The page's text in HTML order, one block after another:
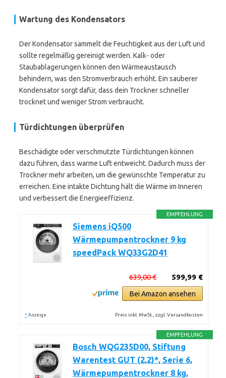
Wartung des Kondensators
Der Kondensator sammelt die Feuchtigkeit aus der Luft und
sollte regelmäßig gereinigt werden. Kalk- oder
Staubablagerungen können den Wärmeaustausch
behindern, was den Stromverbrauch erhöht. Ein sauberer
Kondensator sorgt dafür, dass dein Trockner schneller
trocknet und weniger Strom verbraucht.
Türdichtungen überprüfen
Beschädigte oder verschmutzte Türdichtungen können
dazu führen, dass warme Luft entweicht. Dadurch muss der
Trockner mehr arbeiten, um die gewünschte Temperatur zu
erreichen. Eine intakte Dichtung hält die Wärme im Inneren
und verbessert die Energieeffizienz.
EMPFEHLUNG
Siemens iQ500
Wärmepumpentrockner 9 kg
speedPack WQ33G2D41
599,99 €
639,00 €
Bei Amazon ansehen
* Anzeige Preis inkl. MwSt., zzgl. Versandkosten
EMPFEHLUNG
Bosch WQG235D00, Stiftung
Warentest GUT (2,2)*, Serie 6,
Wärmepumpentrockner 8 kg,